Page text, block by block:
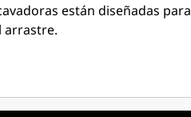
están diseñadas para
arrastre.